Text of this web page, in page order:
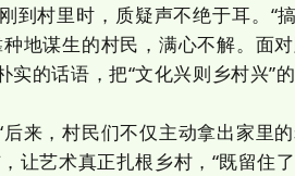
村里时，质疑声不绝于耳。“搞
地谋生的村民，满心不解。面
的话语，把“文化兴则乡村兴”
，村民们不仅主动拿出家里的
让艺术真正扎根乡村，“既留住